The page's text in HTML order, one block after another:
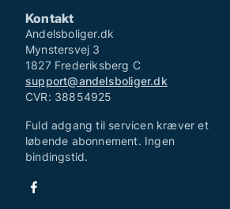
Kontakt
Andelsboliger.dk
Mynstersvej 3
1827 Frederiksberg C
support@andelsboliger.dk
CVR: 38854925
Fuld adgang til servicen kræver et
løbende abonnement. Ingen
bindingstid.